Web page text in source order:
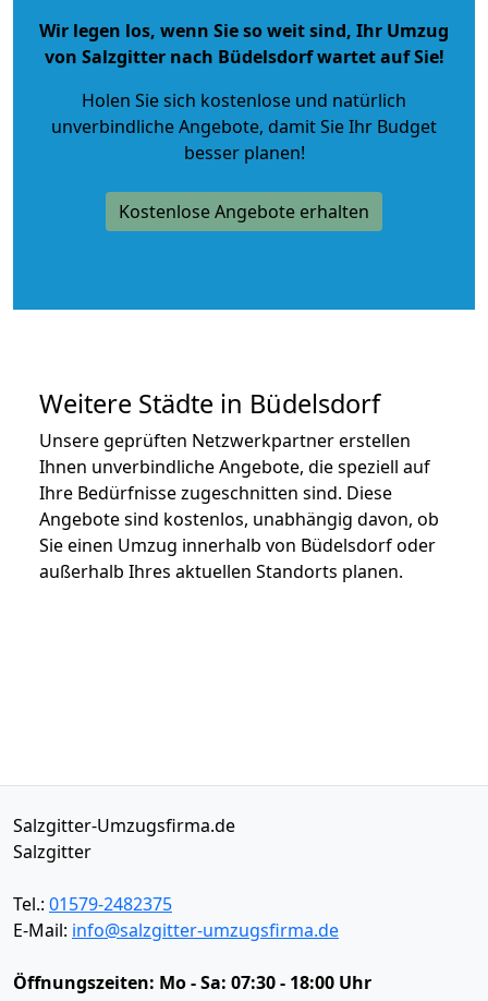
Wir legen los, wenn Sie so weit sind, Ihr Umzug
von Salzgitter nach Büdelsdorf wartet auf Sie!
Holen Sie sich kostenlose und natürlich
unverbindliche Angebote, damit Sie Ihr Budget
besser planen!
Kostenlose Angebote erhalten
Weitere Städte in Büdelsdorf
Unsere geprüften Netzwerkpartner erstellen
Ihnen unverbindliche Angebote, die speziell auf
Ihre Bedürfnisse zugeschnitten sind. Diese
Angebote sind kostenlos, unabhängig davon, ob
Sie einen Umzug innerhalb von Büdelsdorf oder
außerhalb Ihres aktuellen Standorts planen.
Salzgitter-Umzugsfirma.de
Salzgitter
Tel.: 01579-2482375
E-Mail: info@salzgitter-umzugsfirma.de
Öffnungszeiten: Mo - Sa: 07:30 - 18:00 Uhr